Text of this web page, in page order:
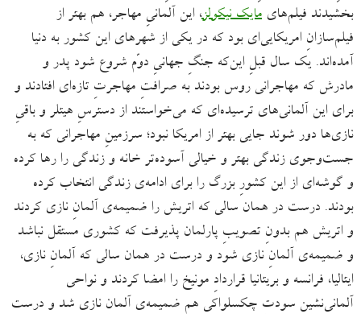
بخشیدند فیلم‌های مایک نیکولز، این آلمانیِ مهاجر، هم بهتر از
فیلم‌سازانِ امریکایی‌ای بود که در یکی از شهرهای این کشور به دنیا
آمده‌اند. یک سال قبلِ‌ این‌که جنگِ جهانیِ دوّم شروع شود پدر و
مادرش که مهاجرانی روس بودند به صرافتِ مهاجرتِ تازه‌ای افتادند و
برای این آلمانی‌های ترسیده‌ای که می‌خواستند از دسترسِ هیتلر و باقیِ
نازی‌ها دور شوند جایی بهتر از امریکا نبود؛ سرزمینِ مهاجرانی که به
جست‌وجوی زندگی بهتر و خیالی آسوده‌تر خانه و زندگی را رها کرده
و گوشه‌ای از این کشورِ بزرگ را برای ادامه‌ی زندگی انتخاب کرده
بودند. درست در همان سالی که اتریش را ضمیمه‌ی آلمانِ نازی کردند
و اتریش هم بدونِ تصویبِ پارلمان پذیرفت که کشوری مستقل نباشد
و ضمیمه‌ی آلمانِ نازی شود و درست در همان سالی که آلمانِ نازی،
ایتالیا، فرانسه و بریتانیا قراردادِ مونیخ را امضا کردند و نواحی
آلمانی‌نشین سودتِ چکسلواکی هم ضمیمه‌ی آلمانِ نازی شد و درست